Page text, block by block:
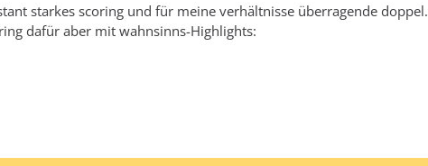
starkes scoring und für meine verhältnisse überragende doppel.
dafür aber mit wahnsinns-Highlights: